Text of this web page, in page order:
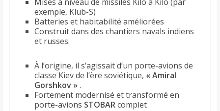
Mises à niveau de missiles Kilo à Kilo (par
exemple, Klub-S)
Batteries et habitabilité améliorées
Construit dans des chantiers navals indiens
et russes.
À l’origine, il s’agissait d’un porte-avions de
classe Kiev de l’ère soviétique, « Amiral
Gorshkov ».
Fortement modernisé et transformé en
porte-avions STOBARcomplet